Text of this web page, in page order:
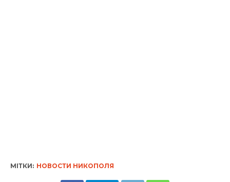
МІТКИ: НОВОСТИ НИКОПОЛЯ